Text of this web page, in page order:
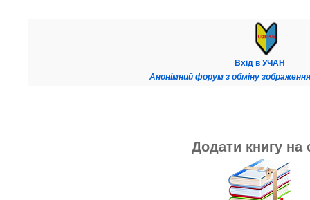
Вхід в УЧАН
Анонімний форум з обміну
Додати книгу на